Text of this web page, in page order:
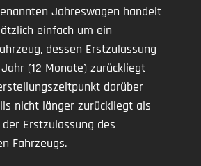
Jahreswagen handelt
einfach um ein
dessen Erstzulassung
(12 Monate) zurückliegt
darüber
nicht länger zurückliegt als
Erstzulassung des
Fahrzeugs.